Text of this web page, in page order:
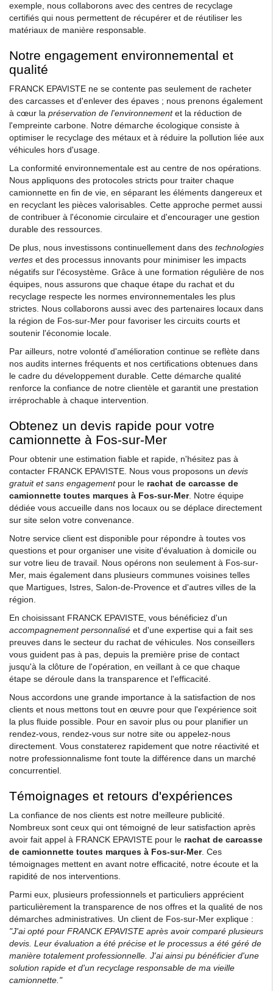
exemple, nous collaborons avec des centres de recyclage
certifiés qui nous permettent de récupérer et de réutiliser les
matériaux de manière responsable.
Notre engagement environnemental et
qualité
FRANCK EPAVISTE ne se contente pas seulement de racheter
des carcasses et d'enlever des épaves ; nous prenons également
à cœur la préservation de l'environnementet la réduction de
l'empreinte carbone. Notre démarche écologique consiste à
optimiser le recyclage des métaux et à réduire la pollution liée aux
véhicules hors d'usage.
La conformité environnementale est au centre de nos opérations.
Nous appliquons des protocoles stricts pour traiter chaque
camionnette en fin de vie, en séparant les éléments dangereux et
en recyclant les pièces valorisables. Cette approche permet aussi
de contribuer à l'économie circulaire et d'encourager une gestion
durable des ressources.
De plus, nous investissons continuellement dans des technologies
vertes et des processus innovants pour minimiser les impacts
négatifs sur l'écosystème. Grâce à une formation régulière de nos
équipes, nous assurons que chaque étape du rachat et du
recyclage respecte les normes environnementales les plus
strictes. Nous collaborons aussi avec des partenaires locaux dans
la région de Fos-sur-Mer pour favoriser les circuits courts et
soutenir l'économie locale.
Par ailleurs, notre volonté d'amélioration continue se reflète dans
nos audits internes fréquents et nos certifications obtenues dans
le cadre du développement durable. Cette démarche qualité
renforce la confiance de notre clientèle et garantit une prestation
irréprochable à chaque intervention.
Obtenez un devis rapide pour votre
camionnette à Fos-sur-Mer
Pour obtenir une estimation fiable et rapide, n'hésitez pas à
contacter FRANCK EPAVISTE. Nous vous proposons un devis
gratuit et sans engagementpour le rachat de carcasse de
camionnette toutes marques à Fos-sur-Mer. Notre équipe
dédiée vous accueille dans nos locaux ou se déplace directement
sur site selon votre convenance.
Notre service client est disponible pour répondre à toutes vos
questions et pour organiser une visite d'évaluation à domicile ou
sur votre lieu de travail. Nous opérons non seulement à Fos-sur-
Mer, mais également dans plusieurs communes voisines telles
que Martigues, Istres, Salon-de-Provence et d'autres villes de la
région.
En choisissant FRANCK EPAVISTE, vous bénéficiez d'un
accompagnement personnalisé et d'une expertise qui a fait ses
preuves dans le secteur du rachat de véhicules. Nos conseillers
vous guident pas à pas, depuis la première prise de contact
jusqu'à la clôture de l'opération, en veillant à ce que chaque
étape se déroule dans la transparence et l'efficacité.
Nous accordons une grande importance à la satisfaction de nos
clients et nous mettons tout en œuvre pour que l'expérience soit
la plus fluide possible. Pour en savoir plus ou pour planifier un
rendez-vous, rendez-vous sur notre site ou appelez-nous
directement. Vous constaterez rapidement que notre réactivité et
notre professionnalisme font toute la différence dans un marché
concurrentiel.
Témoignages et retours d'expériences
La confiance de nos clients est notre meilleure publicité.
Nombreux sont ceux qui ont témoigné de leur satisfaction après
avoir fait appel à FRANCK EPAVISTE pour le rachat de carcasse
de camionnette toutes marques à Fos-sur-Mer. Ces
témoignages mettent en avant notre efficacité, notre écoute et la
rapidité de nos interventions.
Parmi eux, plusieurs professionnels et particuliers apprécient
particulièrement la transparence de nos offres et la qualité de nos
démarches administratives. Un client de Fos-sur-Mer explique :
"J'ai opté pour FRANCK EPAVISTE après avoir comparé plusieurs
devis. Leur évaluation a été précise et le processus a été géré de
manière totalement professionnelle. J'ai ainsi pu bénéficier d'une
solution rapide et d'un recyclage responsable de ma vieille
camionnette."